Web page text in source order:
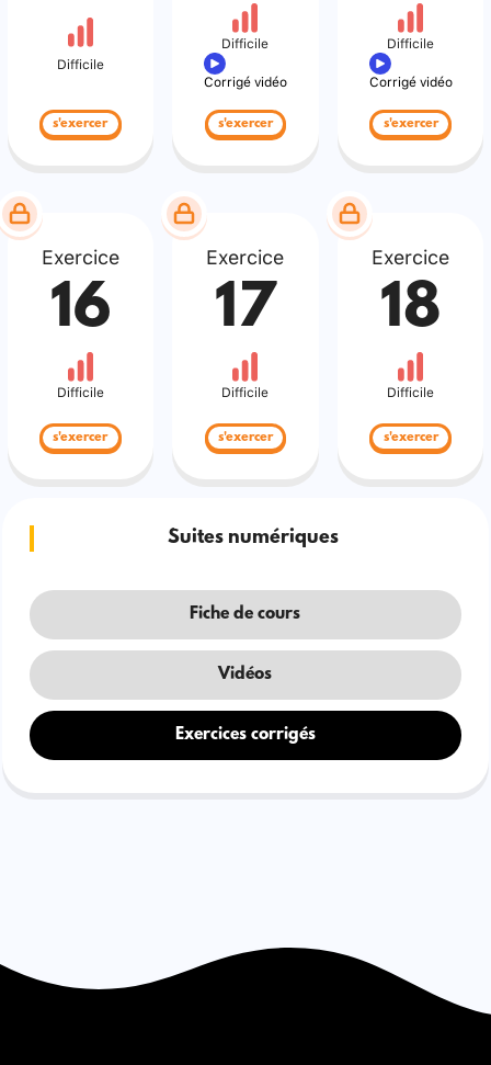
Difficile
s'exercer
Difficile
Corrigé vidéo
s'exercer
Difficile
Corrigé vidéo
s'exercer
Exercice
16
Difficile
s'exercer
Exercice
17
Difficile
s'exercer
Exercice
18
Difficile
s'exercer
Suites numériques
Fiche de cours
Vidéos
Exercices corrigés